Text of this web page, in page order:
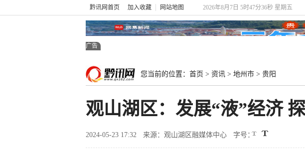
黔讯网首页 加入收藏 网站地图 2026年8月7日 5时47分37秒 星期五
广告
您当前的位置： 首页 > 资讯 > 地州市 > 贵阳
观山湖区：发展“液”经济
2024-05-23 17:32 来源：观山湖区融媒体中心 字号：